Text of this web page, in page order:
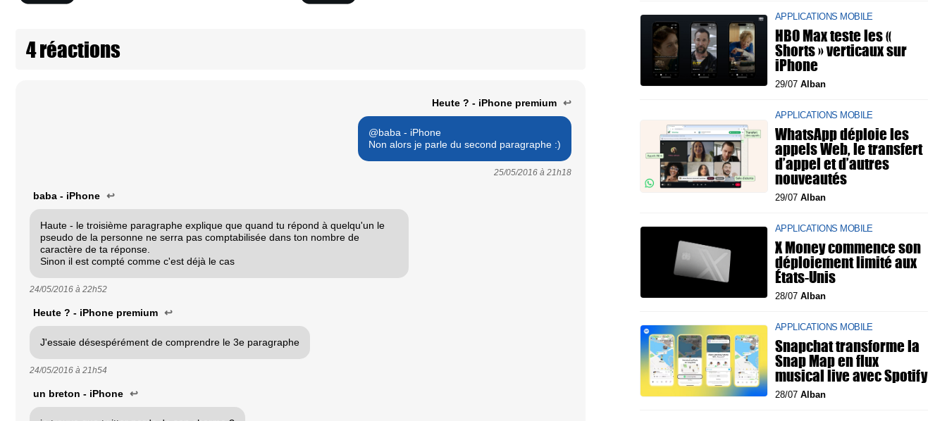
4 réactions
Heute ? - iPhone premium ↩
@baba - iPhone
Non alors je parle du second paragraphe :)
25/05/2016 à 21h18
baba - iPhone ↩
Haute - le troisième paragraphe explique que quand tu répond à quelqu'un le
pseudo de la personne ne serra pas comptabilisée dans ton nombre de
caractère de ta réponse.
Sinon il est compté comme c'est déjà le cas
24/05/2016 à 22h52
Heute ? - iPhone premium ↩
J'essaie désespérément de comprendre le 3e paragraphe
24/05/2016 à 21h54
un breton - iPhone ↩
APPLICATIONS MOBILE
HBO Max teste les «
Shorts » verticaux sur
iPhone
29/07 Alban
APPLICATIONS MOBILE
WhatsApp déploie les
appels Web, le transfert
d’appel et d’autres
nouveautés
29/07 Alban
APPLICATIONS MOBILE
X Money commence son
déploiement limité aux
États-Unis
28/07 Alban
APPLICATIONS MOBILE
Snapchat transforme la
Snap Map en flux
musical live avec Spotify
28/07 Alban